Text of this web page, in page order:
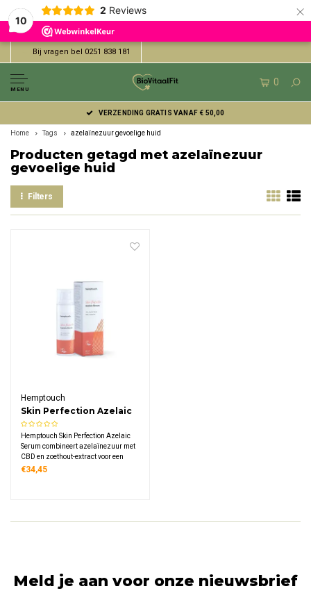
10
2 Reviews ×
Bij vragen bel 0251 838 181
MENU
0
VERZENDING GRATIS VANAF € 50,00
Home Tags azelaïnezuur gevoelige huid
Producten getagd met azelaïnezuur
gevoelige huid
Filters
Hemptouch
Skin Perfection Azelaic
Serum
Hemptouch Skin Perfection Azelaic
Serum combineert azelaïnezuur met
CBD en zoethout-extract voor een
egale, stralende huidtint. Dit
€34,45
Meld je aan voor onze nieuwsbrief